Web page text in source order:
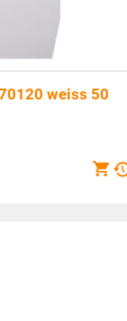
weiss 50